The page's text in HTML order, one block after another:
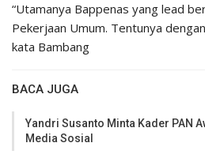
“Utamanya Bappenas yang lead
Pekerjaan Umum. Tentunya
kata Bambang
BACA JUGA
Yandri Susanto Minta Kader PAN
Media Sosial